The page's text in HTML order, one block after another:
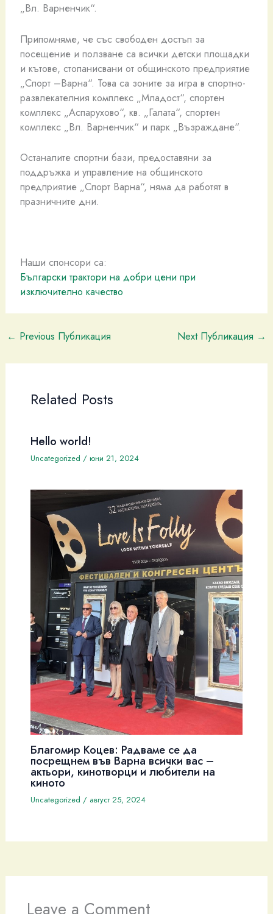
„Вл. Варненчик“.
Припомняме, че със свободен достъп за
посещение и ползване са всички детски площадки
и кътове, стопанисвани от общинското предприятие
„Спорт –Варна“. Това са зоните за игра в спортно-
развлекателния комплекс „Младост“, спортен
комплекс „Аспарухово“, кв. „Галата“, спортен
комплекс „Вл. Варненчик“ и парк „Възраждане“.
Останалите спортни бази, предоставяни за
поддръжка и управление на общинското
предприятие „Спорт Варна“, няма да работят в
празничните дни.
Наши спонсори са:
Български трактори на добри цени при
изключително качество
← Previous Публикация Next Публикация →
Related Posts
Hello world!
Uncategorized / юни 21, 2024
Благомир Коцев: Радваме се да
посрещнем във Варна всички вас –
актьори, кинотворци и любители на
киното
Uncategorized / август 25, 2024
Leave a Comment